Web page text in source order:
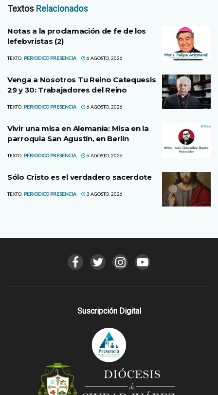
Textos Relacionados
Notas a la proclamación de fe de los
lefebvristas (2)
TEXTO: PERIODICO PRESENCIA 6 AGOSTO, 2026
Venga a Nosotros Tu Reino Catequesis
29 y 30: Trabajadores del Reino
TEXTO: PERIODICO PRESENCIA 6 AGOSTO, 2026
Vivir una misa en Alemania: Misa en la
parroquia San Agustín, en Berlín
TEXTO: PERIODICO PRESENCIA 6 AGOSTO, 2026
Sólo Cristo es el verdadero sacerdote
TEXTO: PERIODICO PRESENCIA 3 AGOSTO, 2026
Suscripción Digital